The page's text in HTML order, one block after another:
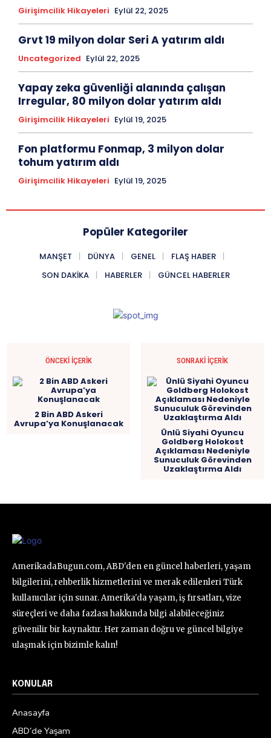
Girişimcilik Hikayeleri Eylül 22, 2025
Grvt 19 milyon dolar Seri A yatırım aldı
Uncategorized Eylül 22, 2025
Yapay zeka güvenliği alanında çalışan
Irregular, 80 milyon dolar yatırım aldı
Girişimcilik Hikayeleri Eylül 19, 2025
Fon platformu Fonmap, 3 milyon dolar
tohum yatırım aldı
Girişimcilik Hikayeleri Eylül 19, 2025
Popüler Kategoriler
MANŞET DÜNYA GENEL
FLAŞ HABER
SON DAKIKA
HABERLER GÜNCEL HABERLER
ÖNCEKI İÇERIK
2 Bin ABD Askeri
Avrupa’ya Konuşlanacak
SONRAKI İÇERIK
Ünlü Siyahi Oyuncu
Goldberg Holokost
Açıklaması Nedeniyle
Sunuculuk Görevinden
Uzaklaştırma Aldı
AmerikadaBugun.com, ABD'den en güncel haberleri, yaşam
bilgilerini, rehberlik hizmetlerini ve merak edilenleri Türk
kullanıcılar için sunar. Amerika'da yaşam, iş fırsatları, vize
süreçleri ve daha fazlası hakkında bilgi alabileceğiniz
güvenilir bir kaynaktır. Her zaman doğru ve güncel bilgiye
ulaşmak için bizimle kalın!
KONULAR
Anasayfa
ABD’de Yaşam